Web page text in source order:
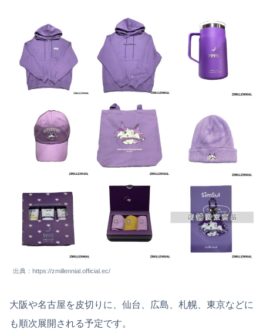
出典：https://zmillennial.official.ec/
大阪や名古屋を皮切りに、仙台、広島、札幌、東京などに
も順次展開される予定です。